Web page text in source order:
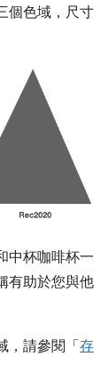
個色域，尺寸
中杯咖啡杯一
有助於您與他
，請參閱「 存